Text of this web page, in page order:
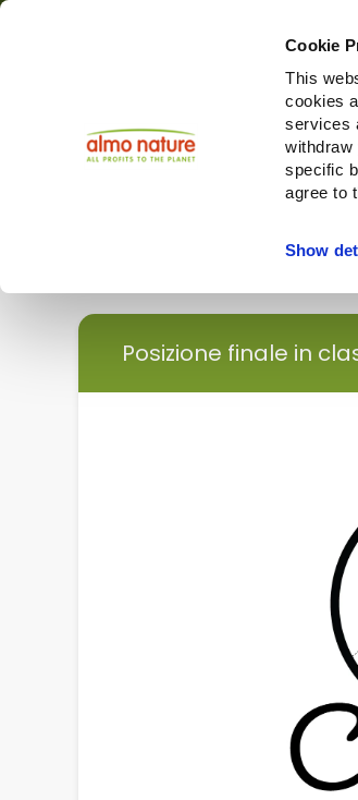
Cookie
This
cookies
services
specific
agree to
Show
Choose another country or region to
Posizione finale in